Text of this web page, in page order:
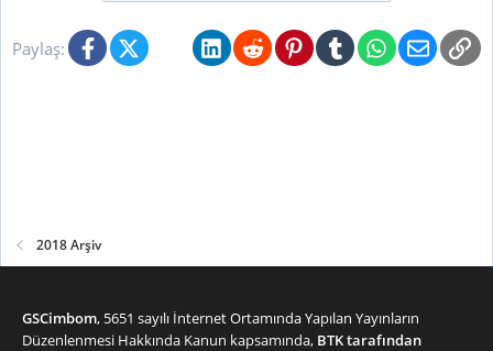
Paylaş: FacebookX (Twitter)BlueskyLinkedInRedditPinterestTumblrWhatsApp
E-posta
2018 Arşiv
GSCimbom, 5651 sayılı İnternet Ortamında Yapılan Yayınların
Düzenlenmesi Hakkında Kanun kapsamında, BTK tarafından